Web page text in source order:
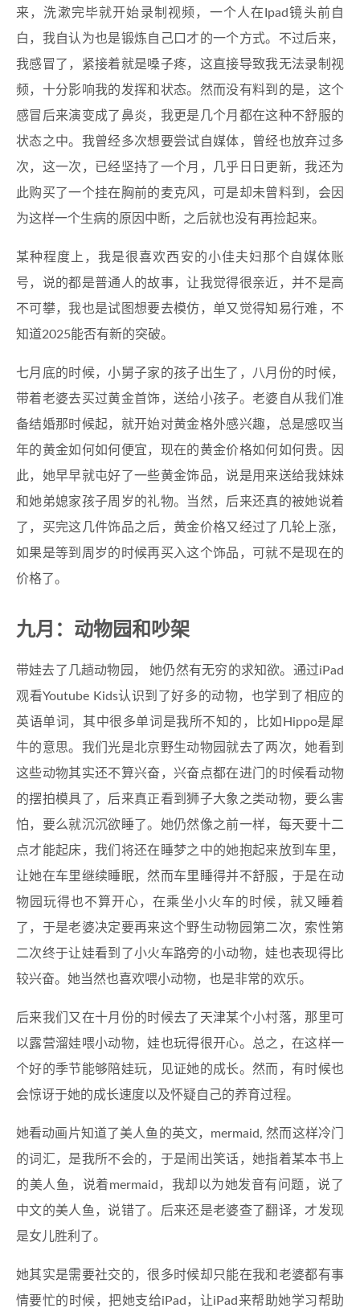
来，洗漱完毕就开始录制视频，一个人在Ipad镜头前自
白，我自认为也是锻炼自己口才的一个方式。不过后来，
我感冒了，紧接着就是嗓子疼，这直接导致我无法录制视
频，十分影响我的发挥和状态。然而没有料到的是，这个
感冒后来演变成了鼻炎，我更是几个月都在这种不舒服的
状态之中。我曾经多次想要尝试自媒体，曾经也放弃过多
次，这一次，已经坚持了一个月，几乎日日更新，我还为
此购买了一个挂在胸前的麦克风，可是却未曾料到，会因
为这样一个生病的原因中断，之后就也没有再捡起来。
某种程度上，我是很喜欢西安的小佳夫妇那个自媒体账
号，说的都是普通人的故事，让我觉得很亲近，并不是高
不可攀，我也是试图想要去模仿，单又觉得知易行难，不
知道2025能否有新的突破。
七月底的时候，小舅子家的孩子出生了，八月份的时候，
带着老婆去买过黄金首饰，送给小孩子。老婆自从我们准
备结婚那时候起，就开始对黄金格外感兴趣，总是感叹当
年的黄金如何如何便宜，现在的黄金价格如何如何贵。因
此，她早早就屯好了一些黄金饰品，说是用来送给我妹妹
和她弟媳家孩子周岁的礼物。当然，后来还真的被她说着
了，买完这几件饰品之后，黄金价格又经过了几轮上涨，
如果是等到周岁的时候再买入这个饰品，可就不是现在的
价格了。
九月：动物园和吵架
带娃去了几趟动物园， 她仍然有无穷的求知欲。通过iPad
观看Youtube Kids认识到了好多的动物，也学到了相应的
英语单词，其中很多单词是我所不知的，比如Hippo是犀
牛的意思。我们光是北京野生动物园就去了两次，她看到
这些动物其实还不算兴奋，兴奋点都在进门的时候看动物
的摆拍模具了，后来真正看到狮子大象之类动物，要么害
怕，要么就沉沉欲睡了。她仍然像之前一样，每天要十二
点才能起床，我们将还在睡梦之中的她抱起来放到车里，
让她在车里继续睡眠，然而车里睡得并不舒服，于是在动
物园玩得也不算开心，在乘坐小火车的时候，就又睡着
了，于是老婆决定要再来这个野生动物园第二次，索性第
二次终于让娃看到了小火车路旁的小动物，娃也表现得比
较兴奋。她当然也喜欢喂小动物，也是非常的欢乐。
后来我们又在十月份的时候去了天津某个小村落，那里可
以露营溜娃喂小动物，娃也玩得很开心。总之，在这样一
个好的季节能够陪娃玩，见证她的成长。然而，有时候也
会惊讶于她的成长速度以及怀疑自己的养育过程。
她看动画片知道了美人鱼的英文，mermaid, 然而这样冷门
的词汇，是我所不会的，于是闹出笑话，她指着某本书上
的美人鱼，说着mermaid，我却以为她发音有问题，说了
中文的美人鱼，说错了。后来还是老婆查了翻译，才发现
是女儿胜利了。
她其实是需要社交的，很多时候却只能在我和老婆都有事
情要忙的时候，把她支给iPad，让iPad来帮助她学习帮助